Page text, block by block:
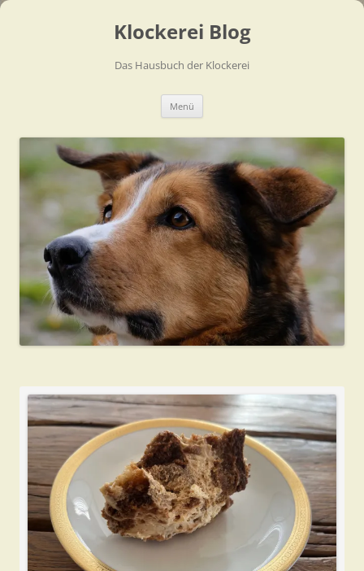
Klockerei Blog
Das Hausbuch der Klockerei
Menü